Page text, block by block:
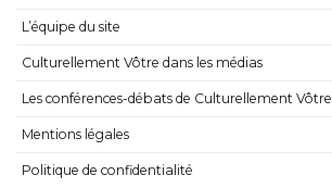
L’équipe du site
Culturellement Vôtre dans les médias
Les conférences-débats de Culturellement Vôtre
Mentions légales
Politique de confidentialité